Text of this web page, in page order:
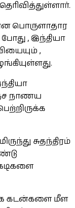
பொருளாதார
, இந்தியா
,
நாணய
சுதந்திரம்
கடன்களை மீள